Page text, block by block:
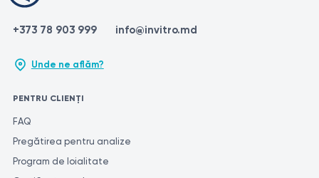
+373 78 903 999 info@invitro.md
Unde ne aflăm?
PENTRU CLIENȚI
FAQ
Pregătirea pentru analize
Program de loialitate